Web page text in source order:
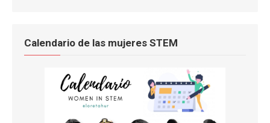
Calendario de las mujeres STEM